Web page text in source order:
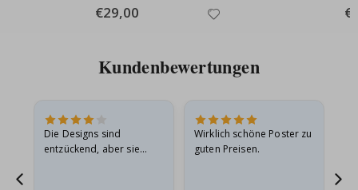
Special
Price
€29,00
Kundenbewertungen
Die Designs sind
entzückend, aber sie
Wirklich schöne Poster zu
guten Preisen.